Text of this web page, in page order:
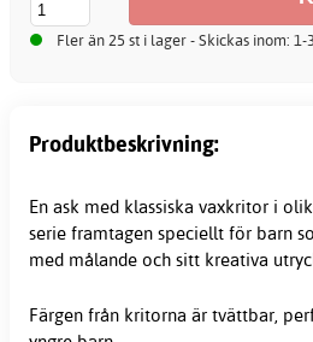
Fler än 25 st i lager - Skickas inom:
Produktbeskrivning:
En ask med klassiska vaxkritor i
serie framtagen speciellt för barn
med målande och sitt kreativa
Färgen från kritorna är tvättbar,